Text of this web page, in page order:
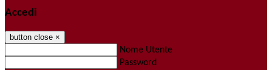
Accedi
button close ×
Nome Utente
Password